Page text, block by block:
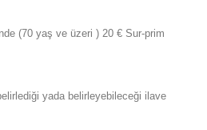
(70 yaş ve üzeri ) 20 € Sur-prim
yada belirleyebileceği ilave